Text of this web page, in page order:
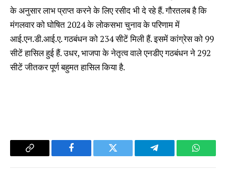
के अनुसार लाभ प्राप्त करने के लिए रसीद भी दे रहे हैं. गौरतलब है कि
मंगलवार को घोषित 2024 के लोकसभा चुनाव के परिणाम में
आई.एन.डी.आई.ए. गठबंधन को 234 सीटें मिली हैं. इसमें कांग्रेस को 99
सीटें हासिल हुई हैं. उधर, भाजपा के नेतृत्व वाले एनडीए गठबंधन ने 292
सीटें जीतकर पूर्ण बहुमत हासिल किया है.
Copy
Facebook Twitter Telegram